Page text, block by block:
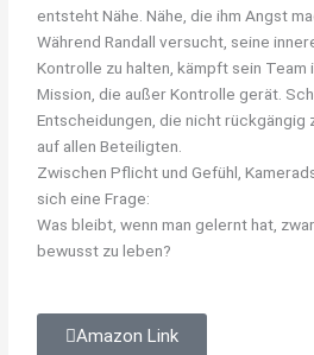
entsteht Nähe. Nähe, die ihm Angst
Während Randall versucht, seine
Kontrolle zu halten, kämpft sein Team
Mission, die außer Kontrolle gerät.
Entscheidungen, die nicht rückgängig
auf allen Beteiligten.
Zwischen Pflicht und Gefühl,
sich eine Frage:
Was bleibt, wenn man gelernt hat,
bewusst zu leben?
Amazon Link